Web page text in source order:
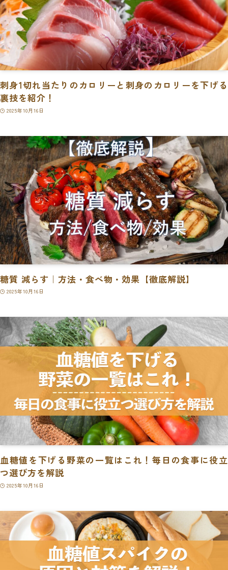
刺身1切れ当たりのカロリーと刺身のカロリーを下げる
裏技を紹介！
2025年10月16日
糖質 減らす｜方法・食べ物・効果【徹底解説】
2025年10月16日
血糖値を下げる野菜の一覧はこれ！毎日の食事に役立
つ選び方を解説
2025年10月16日